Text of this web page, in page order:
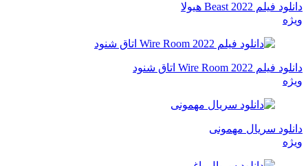
دانلود فیلم Beast 2022 هیولا
ویژه
دانلود فیلم Wire Room 2022 اتاق شنود
ویژه
دانلود سریال مهمونی
ویژه